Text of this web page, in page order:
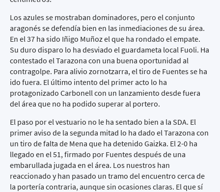
Los azules se mostraban dominadores, pero el conjunto
aragonés se defendía bien en las inmediaciones de su área.
En el 37 ha sido Iñigo Muñoz el que ha rondado el empate.
Su duro disparo lo ha desviado el guardameta local Fuoli. Ha
contestado el Tarazona con una buena oportunidad al
contragolpe. Para alivio zornotzarra, el tiro de Fuentes se ha
ido fuera. El último intento del primer acto lo ha
protagonizado Carbonell con un lanzamiento desde fuera
del área que no ha podido superar al portero.
El paso por el vestuario no le ha sentado bien a la SDA. El
primer aviso de la segunda mitad lo ha dado el Tarazona con
un tiro de falta de Mena que ha detenido Gaizka. El 2-0 ha
llegado en el 51, firmado por Fuentes después de una
embarullada jugada en el área. Los nuestros han
reaccionado y han pasado un tramo del encuentro cerca de
la portería contraria, aunque sin ocasiones claras. El que sí